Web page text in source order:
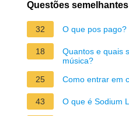
Questões semelhantes
32 O que pos pago?
18
Quantos e quais
música?
25
Como entrar em
43 O que é Sodium